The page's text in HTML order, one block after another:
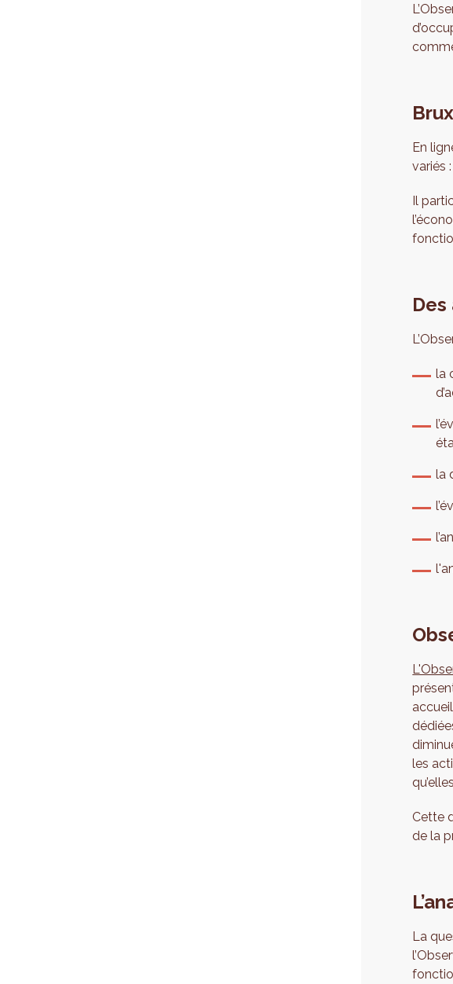
En
variés
Il
la
la
les
Cette
de la
La